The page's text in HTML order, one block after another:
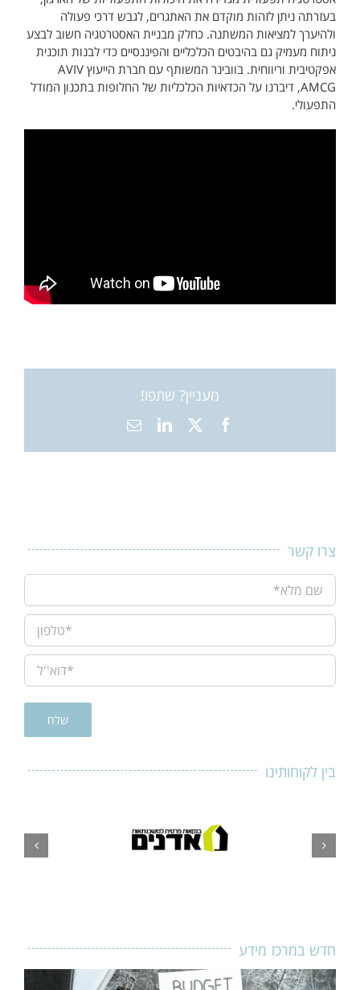
בעזרתה ניתן לזהות מוקדם את האתגרים, לגבש דרכי פעולה
ולהיערך למציאות המשתנה. כחלק מבניית האסטרטגיה חשוב לבצע
ניתוח מעמיק גם בהיבטים הכלכליים והפיננסיים כדי לבנות תוכנית
אפקטיבית וריווחית. בוובינר המשותף עם חברת הייעוץ AVIV
AMCG, דיברנו על הכדאיות הכלכליות של החלופות בתכנון המודל
התפעולי.
מעניין? שתפו!
Facebook
LinkedInכתובת
אלקטרוני
צרו קשר
בין לקוחותינו
חדש במרכז מידע